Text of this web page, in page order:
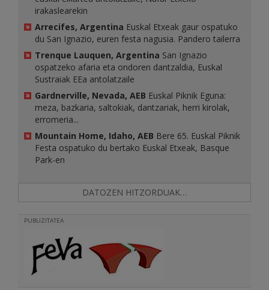
irakaslearekin
Arrecifes, Argentina Euskal Etxeak gaur ospatuko
du San Ignazio, euren festa nagusia. Pandero tailerra
Trenque Lauquen, Argentina San Ignazio
ospatzeko afaria eta ondoren dantzaldia, Euskal
Sustraiak EEa antolatzaile
Gardnerville, Nevada, AEB Euskal Piknik Eguna:
meza, bazkaria, saltokiak, dantzariak, herri kirolak,
erromeria...
Mountain Home, Idaho, AEB Bere 65. Euskal Piknik
Festa ospatuko du bertako Euskal Etxeak, Basque
Park-en
DATOZEN HITZORDUAK…
PUBLIZITATEA